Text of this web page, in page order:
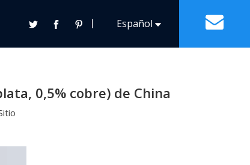
de Estaño y Plomo
de Estaño sin Plomo
Contacto 丨 Español
English
0,5% cobre) de China